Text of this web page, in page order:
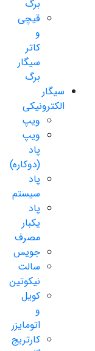
برگ
قیچی
و
کاتر
سیگار
برگ
سیگار
الکترونیکی
ویپ
ویپ
پاد
(دوکاره)
پاد
سیستم
پاد
یکبار
مصرف
جویس
سالت
نیکوتین
کویل
و
اتومایزر
کارتریج